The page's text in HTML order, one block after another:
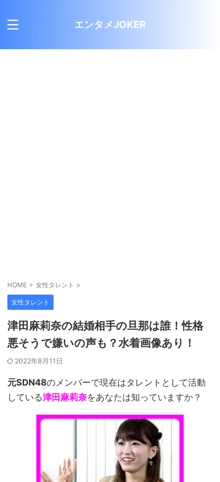
エンタメJOKER
HOME > 女性タレント >
女性タレント
津田麻莉奈の結婚相手の旦那は誰！性格
悪そうで嫌いの声も？水着画像あり！
2022年8月11日
元SDN48のメンバーで現在はタレントとして活動
している津田麻莉奈をあなたは知っていますか？